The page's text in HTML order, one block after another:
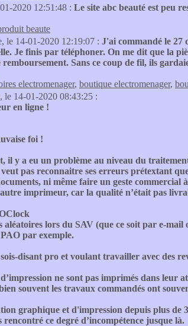
2020 12:51:48 : Le site abc beauté est peu
beaute
le 14-01-2020 12:19:07 : J'ai commandé le 27
Je finis par téléphoner. On me dit que la
Sans ce coup de fil, ils
electromenager, boutique electromenager,
le 14-01-2020 08:43:25 :
en ligne !
foi !
il y a eu un problème au niveau du
pas reconnaitre ses erreurs prétextant
ni même faire un geste
imprimeur, car la qualité n’était pas
aléatoires lors du SAV (que ce soit par e-
par exemple.
disant pro et voulant travailler avec des
ne sont pas imprimés dans leur
souvent les travaux commandés ont
graphique et d'impression depuis plus de
ce degré d’incompétence jusque là.